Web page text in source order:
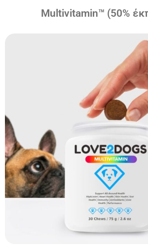
Multivitamin™ (50%